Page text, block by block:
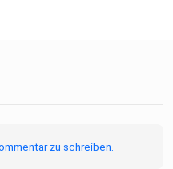
zu schreiben.